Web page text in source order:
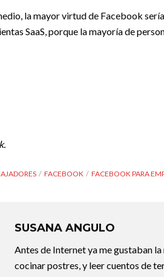
la mayor virtud de Facebook
SaaS, porque la mayoría de
FACEBOOK FACEBOOK PARA
SUSANA ANGULO
Antes de Internet ya me gustaban
cocinar postres, y leer cuentos de